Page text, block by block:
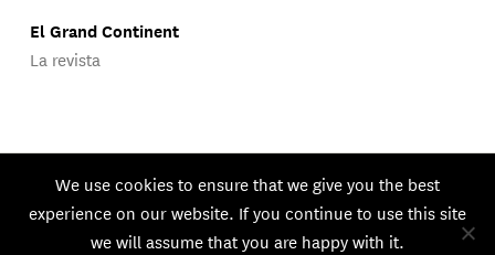
El Grand Continent
La revista
© 2026 GEG. Todos los derechos reservados.
We use cookies to ensure that we give you the best
experience on our website. If you continue to use this site
we will assume that you are happy with it.